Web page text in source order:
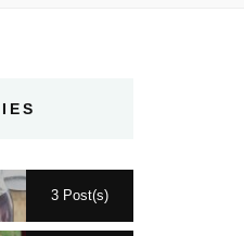
3 Post(s)